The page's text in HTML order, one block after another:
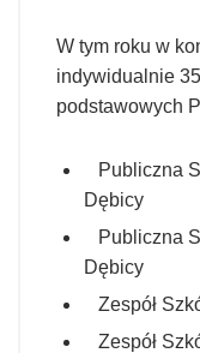
W tym roku w
indywidualnie
podstawowych
Publiczna
Dębicy
Publiczna
Dębicy
Zespół
Zespół